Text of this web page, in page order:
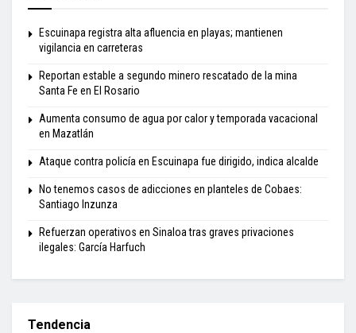
Escuinapa registra alta afluencia en playas; mantienen
vigilancia en carreteras
Reportan estable a segundo minero rescatado de la mina
Santa Fe en El Rosario
Aumenta consumo de agua por calor y temporada vacacional
en Mazatlán
Ataque contra policía en Escuinapa fue dirigido, indica alcalde
No tenemos casos de adicciones en planteles de Cobaes:
Santiago Inzunza
Refuerzan operativos en Sinaloa tras graves privaciones
ilegales: García Harfuch
Tendencia